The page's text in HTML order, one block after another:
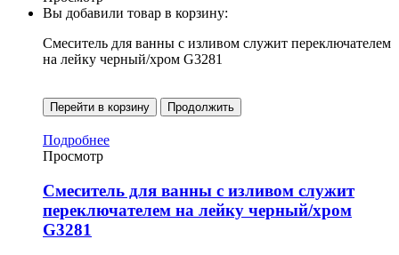
Вы добавили товар в корзину:
Смеситель для ванны с изливом служит переключателем
на лейку черный/хром G3281
Перейти в корзину Продолжить
Подробнее
Просмотр
Смеситель для ванны с изливом служит
переключателем на лейку черный/хром
G3281